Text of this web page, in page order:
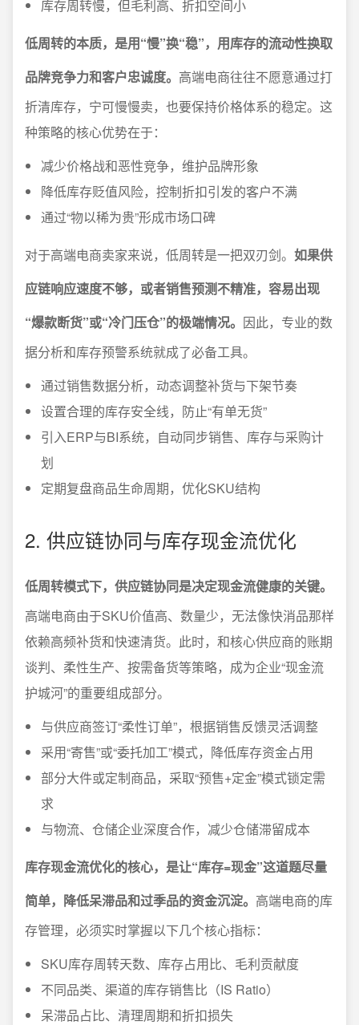
库存周转慢，但毛利高、折扣空间小
低周转的本质，是用“慢”换“稳”，用库存的流动性换取
品牌竞争力和客户忠诚度。 高端电商往往不愿意通过打
折清库存，宁可慢慢卖，也要保持价格体系的稳定。这
种策略的核心优势在于：
减少价格战和恶性竞争，维护品牌形象
降低库存贬值风险，控制折扣引发的客户不满
通过“物以稀为贵”形成市场口碑
对于高端电商卖家来说，低周转是一把双刃剑。 如果供
应链响应速度不够，或者销售预测不精准，容易出现
“爆款断货”或“冷门压仓”的极端情况。 因此，专业的数
据分析和库存预警系统就成了必备工具。
通过销售数据分析，动态调整补货与下架节奏
设置合理的库存安全线，防止“有单无货”
引入ERP与BI系统，自动同步销售、库存与采购计
划
定期复盘商品生命周期，优化SKU结构
2. 供应链协同与库存现金流优化
低周转模式下，供应链协同是决定现金流健康的关键。
高端电商由于SKU价值高、数量少，无法像快消品那样
依赖高频补货和快速清货。此时，和核心供应商的账期
谈判、柔性生产、按需备货等策略，成为企业“现金流
护城河”的重要组成部分。
与供应商签订“柔性订单”，根据销售反馈灵活调整
采用“寄售”或“委托加工”模式，降低库存资金占用
部分大件或定制商品，采取“预售+定金”模式锁定需
求
与物流、仓储企业深度合作，减少仓储滞留成本
库存现金流优化的核心，是让“库存=现金”这道题尽量
简单，降低呆滞品和过季品的资金沉淀。 高端电商的库
存管理，必须实时掌握以下几个核心指标：
SKU库存周转天数、库存占用比、毛利贡献度
不同品类、渠道的库存销售比（IS Ratio）
呆滞品占比、清理周期和折扣损失